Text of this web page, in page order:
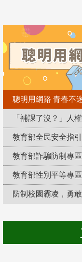
聰明用網路 青春不
「補課了沒？」人
教育部全民安全指
教育部詐騙防制專區
教育部性別平等專區
防制校園霸凌，勇敢